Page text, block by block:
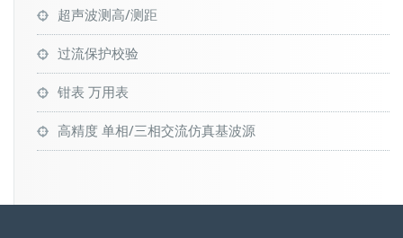
超声波测高/测距
过流保护校验
钳表 万用表
高精度 单相/三相交流仿真基波源